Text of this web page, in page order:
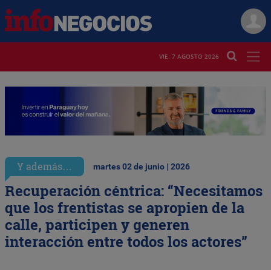
VIE. 7 AGOSTO 2026
Y además… martes 02 de junio | 2026
Recuperación céntrica: “Necesitamos
que los frentistas se apropien de la
calle, participen y generen
interacción entre todos los actores”